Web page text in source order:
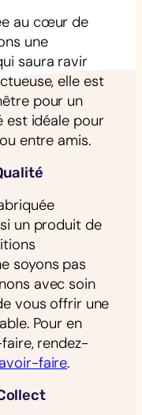
au cœur de
une
saura ravir
elle est
pour un
est idéale pour
entre amis.
un produit de
soyons pas
avec soin
vous offrir une
Pour en
rendez-
faire.